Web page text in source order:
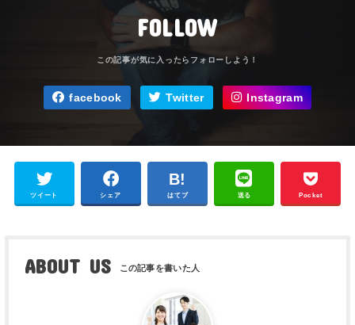
FOLLOW
facebook Twitter Instagram
ツイート シェア はてブ 送る Pocket
ABOUT US